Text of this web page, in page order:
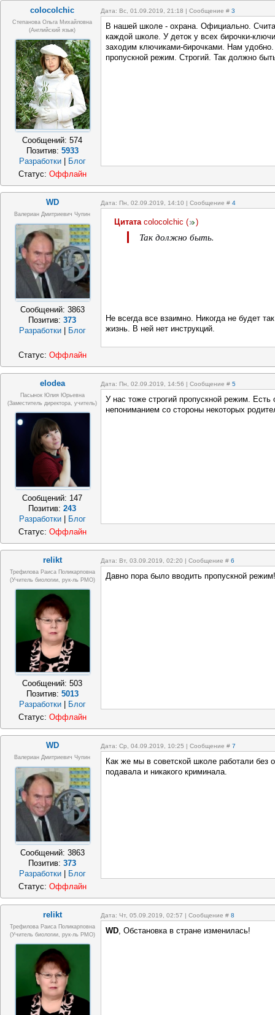
colocolchic Дата: Вс, 01.09.2019, 21:18 | Сообщение # 3
Степанова Ольга Михайловна
(Английский язык)
Сообщений:574
Позитив: 5933
Разработки
Блог
В нашей школе - охрана. Официально.
каждой школе. У деток у всех бирочки-
заходим ключиками-бирочками. Нам
пропускной режим. Строгий. Так должно
Статус: Оффлайн
WD Дата: Пн, 02.09.2019, 14:10 | Сообщение # 4
Валериан Дмитриевич Чупин
Сообщений: 3863
Позитив:373
Разработки
Блог
Цитата colocolchic ( )
Так должно быть.
Не всегда все взаимно. Никогда не будет
жизнь. В ней нет инструкций.
Статус: Оффлайн
elodea Дата: Пн, 02.09.2019, 14:56 | Сообщение # 5
Пасынок Юлия Юрьевна
(заместитель директора, учитель)
Сообщений: 147
Позитив:243
Разработки
Блог
У нас тоже строгий пропускной режим.
непониманием со стороны некоторых
Статус: Оффлайн
relikt Дата: Вт, 03.09.2019, 02:20 | Сообщение # 6
Трефилова Раиса Поликарповна
(Учитель биологии, рук-ль РМО)
Сообщений:503
Позитив: 5013
Разработки | Блог
Давно пора было вводить пропускной
Статус: Оффлайн
WD Дата: Ср, 04.09.2019, 10:25 | Сообщение # 7
Валериан Дмитриевич Чупин
Сообщений: 3863
Позитив:373
Разработки
Блог
Как же мы в советской школе работали
подавала и никакого криминала.
Статус: Оффлайн
relikt Дата: Чт, 05.09.2019, 02:57 | Сообщение # 8
Трефилова Раиса Поликарповна
(Учитель биологии, рук-ль РМО)
WD, Обстановка в стране изменилась!